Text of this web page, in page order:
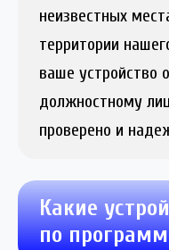
неизвестных
территории
ваше устройство
должностному
проверено и
Какие
по